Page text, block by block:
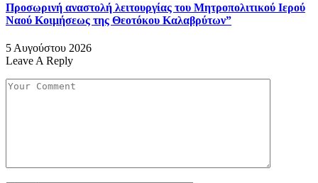
Προσωρινή αναστολή λειτουργίας του Μητροπολιτικού Ιερού
Ναού Κοιμήσεως της Θεοτόκου Καλαβρύτων”
5 Αυγούστου 2026
Leave A Reply